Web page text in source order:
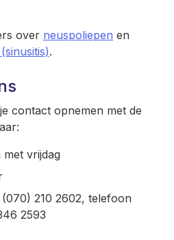
over neuspoliepen en
.
contact opnemen met de
vrijdag
210 2602, telefoon
2593